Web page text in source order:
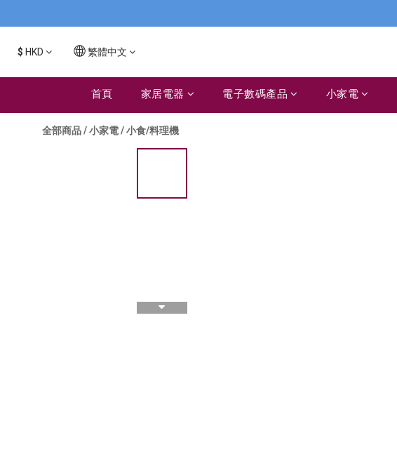
$ HKD 繁體中文
首頁 家居電器 電子數碼產品 小家電
全部商品/小家電/小食/料理機